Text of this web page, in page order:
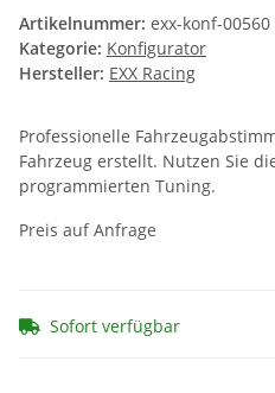
Artikelnummer: exx-konf-00560
Kategorie: Konfigurator
Hersteller: EXX Racing
Professionelle
Fahrzeug erstellt. Nutzen Sie
programmierten Tuning.
Preis auf Anfrage
Sofort verfügbar